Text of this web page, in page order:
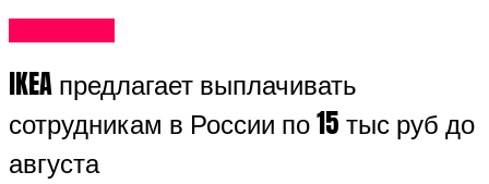
IKEA предлагает выплачивать
сотрудникам в России по 15 тыс руб до
августа